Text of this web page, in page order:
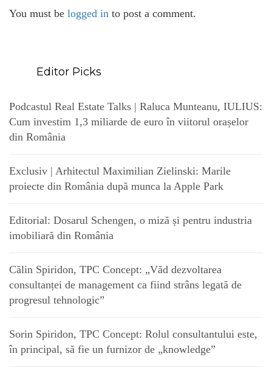
You must be logged in to post a comment.
Editor Picks
Podcastul Real Estate Talks | Raluca Munteanu, IULIUS:
Cum investim 1,3 miliarde de euro în viitorul orașelor
din România
Exclusiv | Arhitectul Maximilian Zielinski: Marile
proiecte din România după munca la Apple Park
Editorial: Dosarul Schengen, o miză și pentru industria
imobiliară din România
Călin Spiridon, TPC Concept: „Văd dezvoltarea
consultanței de management ca fiind strâns legată de
progresul tehnologic”
Sorin Spiridon, TPC Concept: Rolul consultantului este,
în principal, să fie un furnizor de „knowledge”